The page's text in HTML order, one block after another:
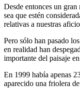
Desde entonces un
sea que estén
relativas a nuestras
Pero sólo han pasado
en realidad han
importante del paisaje
En 1999 había apenas
aparecido una friolera